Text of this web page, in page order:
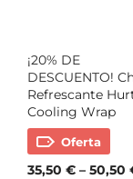
¡20% DE
DESCUENTO!
Refrescante
Cooling Wrap
Oferta
35,50 € – 50,50